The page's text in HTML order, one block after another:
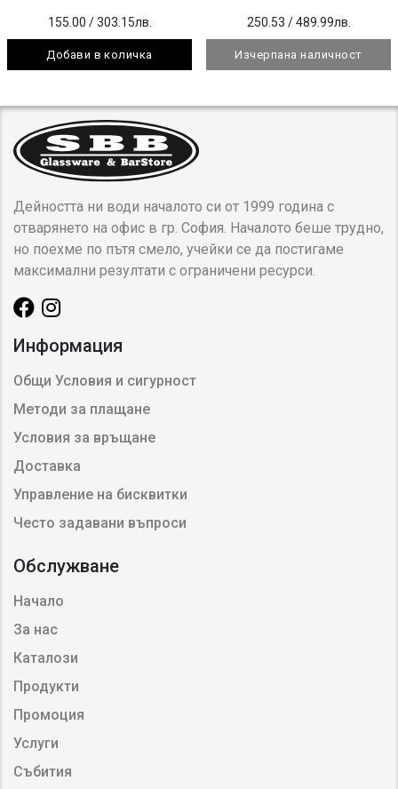
155.00 / 303.15лв.
Добави в количка
250.53 / 489.99лв.
Изчерпана наличност
Дейността ни води началото си от 1999 година с
отварянето на офис в гр. София. Началото беше трудно,
но поехме по пътя смело, учейки се да постигаме
максимални резултати с ограничени ресурси.
Информация
Общи Условия и сигурност
Методи за плащане
Условия за връщане
Доставка
Управление на бисквитки
Често задавани въпроси
Обслужване
Начало
За нас
Каталози
Продукти
Промоция
Услуги
Събития